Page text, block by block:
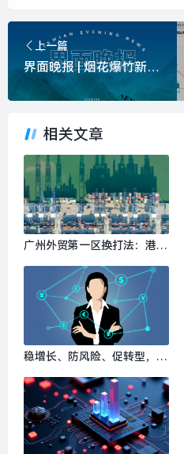
上一篇
界面晚报 | 烟花爆竹新规将于五一施行；外交部回应日本高层向靖国神社献祭品|界面新闻 · 中国
相关文章
广州外贸第一区换打法：港口
稳增长、防风险、促转型，多
图”|界面新闻